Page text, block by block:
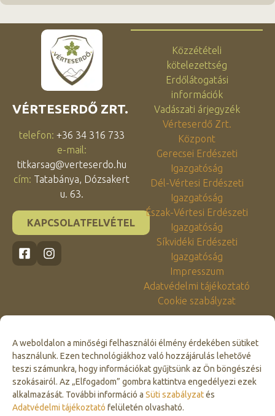
A weboldalon a minőségi felhasználói élmény érdekében sütiket
használunk. Ezen technológiákhoz való hozzájárulás lehetővé
teszi számunkra, hogy információkat gyűjtsünk az Ön böngészési
szokásairól. Az „Elfogadom” gombra kattintva engedélyezi ezek
alkalmazását. További információ a Süti szabályzatés
Adatvédelmi tájékoztató felületén olvasható.
Click to accept marketing cookies and
VÉRTESERDŐ ZRT.
telefon: +36 34 316 733
e-mail:
titkarsag@verteserdo.hu
cím: Tatabánya, Dózsakert
u. 63.
KAPCSOLATFELVÉTEL
Közzétételi
kötelezettség
Erdőlátogatási
információk
Vadászati árjegyzék
Vérteserdő Zrt.
Központ
Gerecsei Erdészeti
Igazgatóság
Dél-Vértesi Erdészeti
Igazgatóság
Észak-Vértesi Erdészeti
Igazgatóság
Síkvidéki Erdészeti
Igazgatóság
Impresszum
Adatvédelmi tájékoztató
Cookie szabályzat